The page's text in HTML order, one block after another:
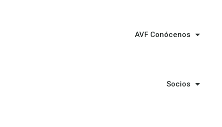
AVF Conócenos
Socios